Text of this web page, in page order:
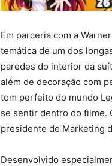
Em parceria com a
temática de um dos
paredes do interior da
além de decoração com
tom perfeito do mundo
se sentir dentro do filme.
presidente de Marketing
Desenvolvido